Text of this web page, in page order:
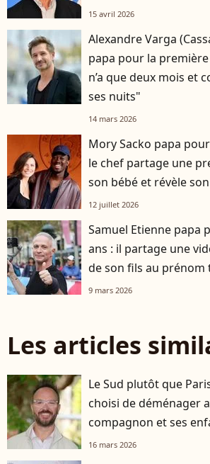
15 avril 2026
Alexandre Varga
papa pour la
n’a que deux mois et
ses nuits"
14 mars 2026
Mory Sacko papa
le chef partage une
son bébé et révèle
12 juillet 2026
Samuel Etienne papa
ans : il partage une
de son fils au prénom
9 mars 2026
Les articles
Le Sud plutôt que
choisi de déménager
compagnon et ses
16 mars 2026